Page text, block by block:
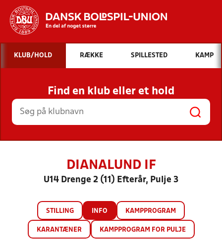
Hvad vil du søge efter?
INDHOLD OG NYHEDER
STILLINGER, RESULTATER, KLUBBER OG
HOLD
KLUB/HOLD RÆKKE SPILLESTED KAMP
Find en klub eller et hold
DIANALUND IF
U14 Drenge 2 (11) Efterår, Pulje 3
STILLING INFO KAMPPROGRAM
KARANTÆNER KAMPPROGRAM FOR PULJE